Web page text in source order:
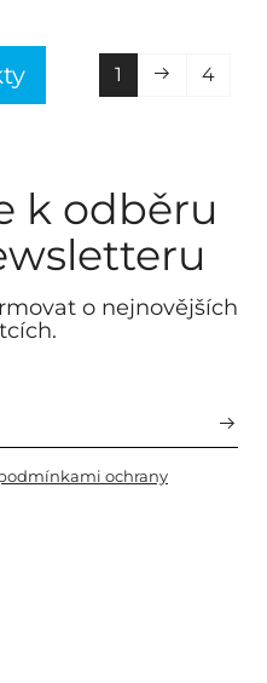
1 4
k odběru
o nejnovějších
ochrany